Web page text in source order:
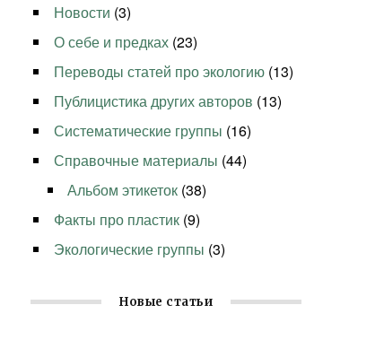
Новости (3)
О себе и предках (23)
Переводы статей про экологию (13)
Публицистика других авторов (13)
Систематические группы (16)
Справочные материалы (44)
Альбом этикеток (38)
Факты про пластик (9)
Экологические группы (3)
Новые статьи